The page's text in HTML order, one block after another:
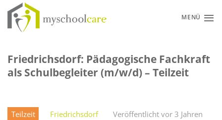
Zum
Inhalt
springen
MENÜ
Friedrichsdorf: Pädagogische Fachkraft
als Schulbegleiter (m/w/d) – Teilzeit
Teilzeit Friedrichsdorf
Veröffentlicht vor 3 Jahren